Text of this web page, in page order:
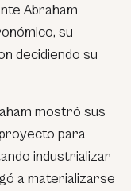
Abraham
su
decidiendo su
mostró sus
para
industrializar
a materializarse